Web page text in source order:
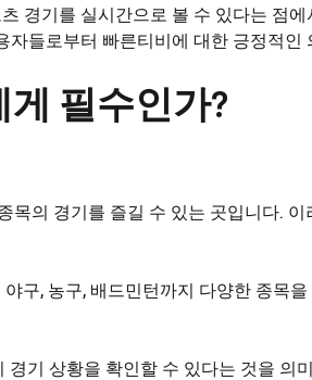
경기를 실시간으로 볼 수 있다는 점
들로부터 빠른티비에 대한 긍정적인
필수인가?
의 경기를 즐길 수 있는 곳입니다.
구, 농구, 배드민턴까지 다양한 종목
기 상황을 확인할 수 있다는 것을